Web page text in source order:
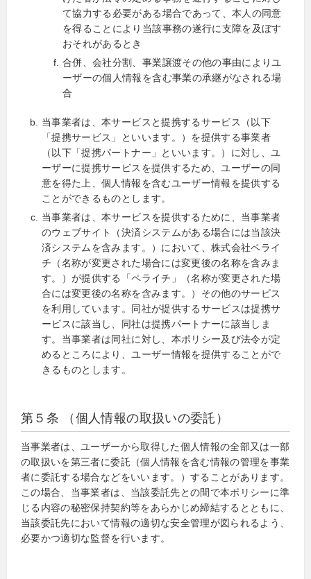
て協力する必要がある場合であって、本人の同意
を得ることにより当該事務の遂行に支障を及ぼす
おそれがあるとき
合併、会社分割、事業譲渡その他の事由によりユ
ーザーの個人情報を含む事業の承継がなされる場
合
当事業者は、本サービスと提携するサービス（以下
「提携サービス」といいます。）を提供する事業者
（以下「提携パートナー」といいます。）に対し、ユ
ーザーに提携サービスを提供するため、ユーザーの同
意を得た上、個人情報を含むユーザー情報を提供する
ことができるものとします。
当事業者は、本サービスを提供するために、当事業者
のウェブサイト（決済システムがある場合には当該決
済システムを含みます。）において、株式会社ペライ
チ（名称が変更された場合には変更後の名称を含みま
す。）が提供する「ペライチ」（名称が変更された場
合には変更後の名称を含みます。）その他のサービス
を利用しています。同社が提供するサービスは提携サ
ービスに該当し、同社は提携パートナーに該当しま
す。当事業者は同社に対し、本ポリシー及び法令が定
めるところにより、ユーザー情報を提供することがで
きるものとします。
第５条 （個人情報の取扱いの委託）
当事業者は、ユーザーから取得した個人情報の全部又は一部
の取扱いを第三者に委託（個人情報を含む情報の管理を事業
者に委託する場合などをいいます。）することがあります。
この場合、当事業者は、当該委託先との間で本ポリシーに準
じる内容の秘密保持契約等をあらかじめ締結するとともに、
当該委託先において情報の適切な安全管理が図られるよう、
必要かつ適切な監督を行います。